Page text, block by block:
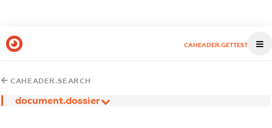
CAHEADER.GETTEST
CAHEADER.SEARCH
document.dossier